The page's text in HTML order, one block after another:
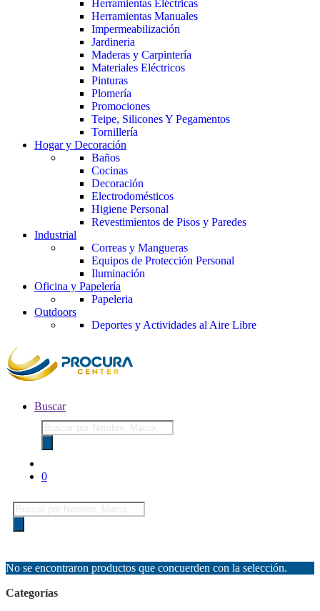
Herramientas Eléctricas
Herramientas Manuales
Impermeabilización
Jardineria
Maderas y Carpintería
Materiales Eléctricos
Pinturas
Plomería
Promociones
Teipe, Silicones Y Pegamentos
Tornillería
Hogar y Decoración
Baños
Cocinas
Decoración
Electrodomésticos
Higiene Personal
Revestimientos de Pisos y Paredes
Industrial
Correas y Mangueras
Equipos de Protección Personal
Iluminación
Oficina y Papelería
Papeleria
Outdoors
Deportes y Actividades al Aire Libre
Buscar
Búsqueda
de
productos
0
Búsqueda
de
productos
No se encontraron productos que concuerden con la selección.
Categorías